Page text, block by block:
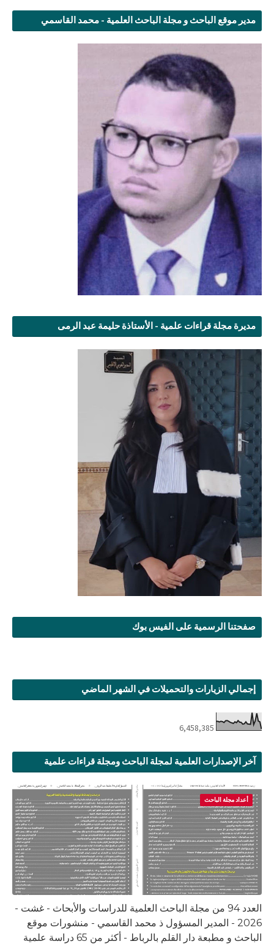
مدير موقع الباحث و مجلة الباحث العلمية - محمد القاسمي
مديرة مجلة قراءات علمية - الأستاذة حليمة عبد الرمى
صفحتنا الرسمية على الفيس بوك
إجمالي الزيارات والتحميلات في الشهر الماضي
6,458,385
آخر الإصدارات العلمية لمجلة الباحث ومجلة قراءات علمية
أعداد مجلة الباحث
العدد 94 من مجلة الباحث العلمية للدراسات والأبحاث - غشت -
2026 - المدير المسؤول ذ محمد القاسمي - منشورات موقع
الباحث و مطبعة دار القلم بالرباط - أكثر من 65 دراسة علمية